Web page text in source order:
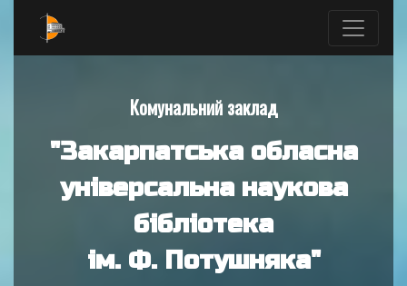
Комунальний заклад
"Закарпатська обласна
універсальна наукова
бібліотека
ім. Ф. Потушняка"